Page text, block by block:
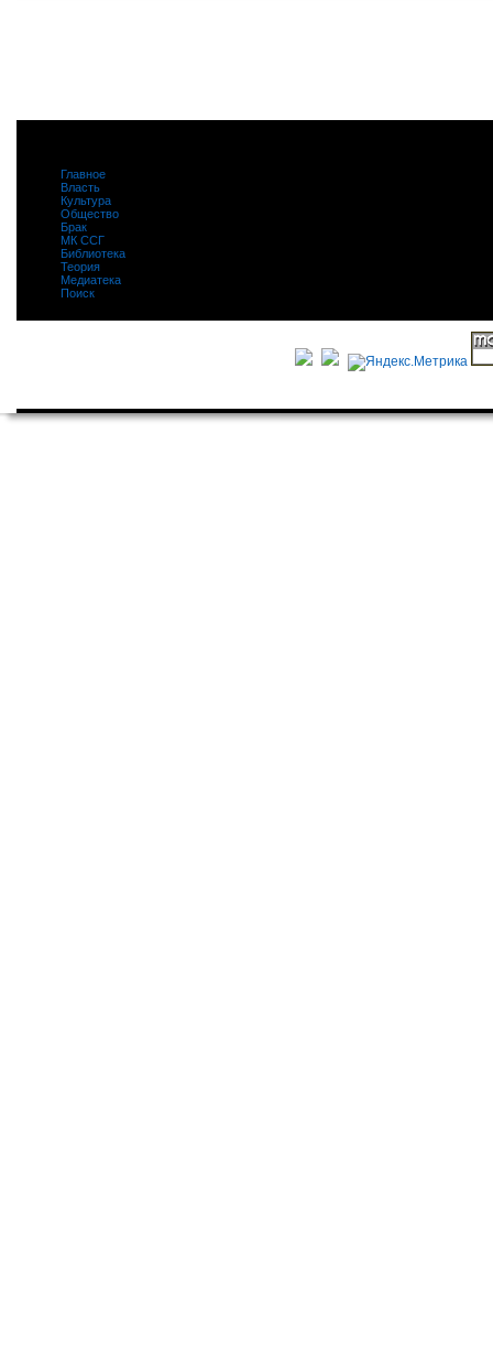
Главное
Власть
Культура
Общество
Брак
МК ССГ
Библиотека
Теория
Медиатека
Поиск